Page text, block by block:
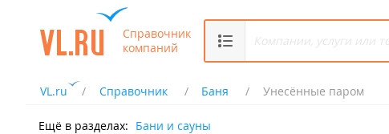
Справочник
компаний
VL.ru Справочник Баня Унесённые паром
Ещё в разделах: Бани и сауны